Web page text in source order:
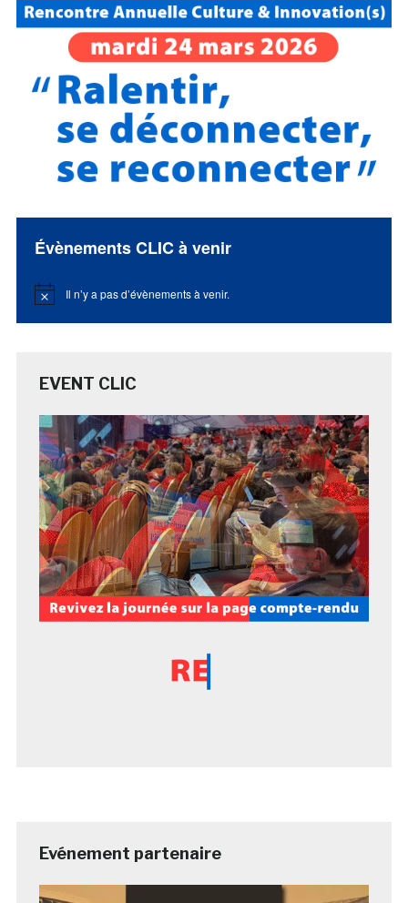
Évènements CLIC à venir
Notice Il n’y a pas d’évènements à venir.
EVENT CLIC
Evénement partenaire